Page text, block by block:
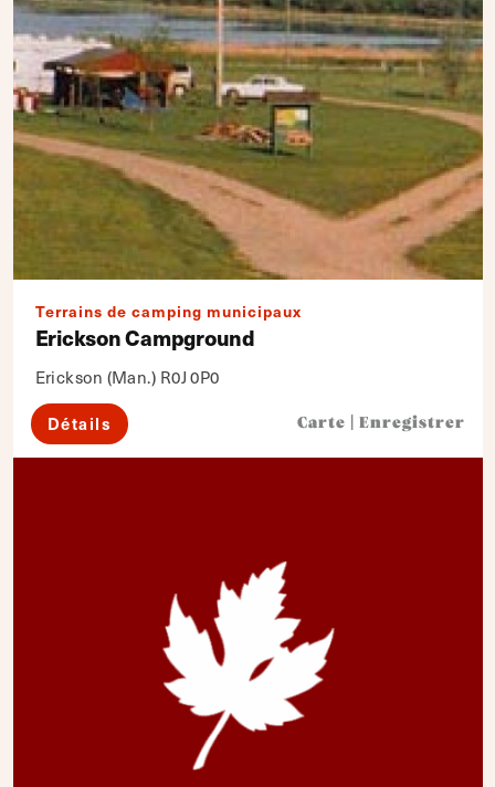
Terrains de camping municipaux
Erickson Campground
Erickson (Man.) R0J 0P0
Détails Carte Enregistrer